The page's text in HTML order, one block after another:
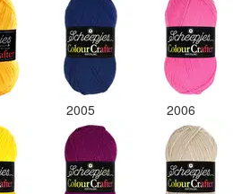
2005 2006